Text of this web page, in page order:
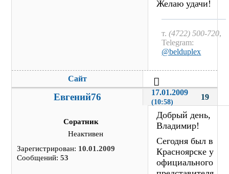
Желаю удачи!
т.(4722) 500-720,
Telegram:
@belduplex
Сайт
19
Евгений76 17.01.2009
(10:58)
Соратник
Неактивен
Зарегистрирован: 10.01.2009
Сообщений:53
Добрый день,
Владимир!
Сегодня был в
Красноярске у
официального